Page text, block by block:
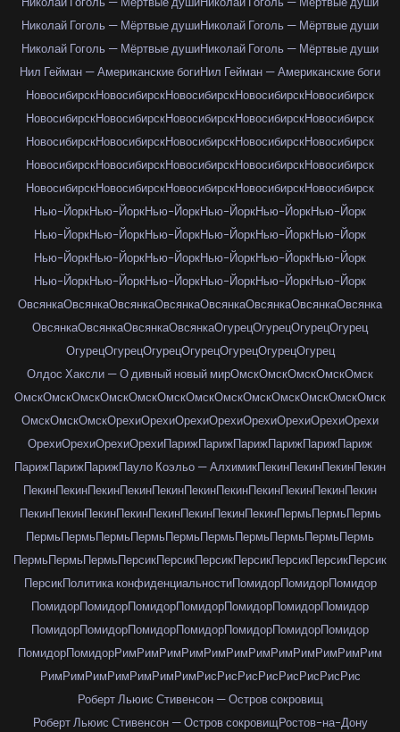
Николай Гоголь — Мёртвые душиНиколай Гоголь — Мёртвые души
Николай Гоголь — Мёртвые душиНиколай Гоголь — Мёртвые души
Нил Гейман — Американские богиНил Гейман — Американские боги
НовосибирскНовосибирскНовосибирскНовосибирскНовосибирск
НовосибирскНовосибирскНовосибирскНовосибирскНовосибирск
НовосибирскНовосибирскНовосибирскНовосибирскНовосибирск
НовосибирскНовосибирскНовосибирскНовосибирскНовосибирск
НовосибирскНовосибирскНовосибирскНовосибирскНовосибирск
Нью-ЙоркНью-ЙоркНью-ЙоркНью-ЙоркНью-ЙоркНью-Йорк
Нью-ЙоркНью-ЙоркНью-ЙоркНью-ЙоркНью-ЙоркНью-Йорк
Нью-ЙоркНью-ЙоркНью-ЙоркНью-ЙоркНью-ЙоркНью-Йорк
Нью-ЙоркНью-ЙоркНью-ЙоркНью-ЙоркНью-ЙоркНью-Йорк
ОвсянкаОвсянкаОвсянкаОвсянкаОвсянкаОвсянкаОвсянкаОвсянка
ОвсянкаОвсянкаОвсянкаОвсянкаОгурецОгурецОгурецОгурец
ОгурецОгурецОгурецОгурецОгурецОгурецОгурец
Олдос Хаксли — О дивный новый мирОмскОмскОмскОмскОмск
ОмскОмскОмскОмскОмскОмскОмскОмскОмскОмскОмскОмскОмск
ОмскОмскОмскОрехиОрехиОрехиОрехиОрехиОрехиОрехиОрехи
ОрехиОрехиОрехиОрехиПарижПарижПарижПарижПарижПариж
ПарижПарижПарижПауло Коэльо — АлхимикПекинПекинПекинПекин
ПекинПекинПекинПекинПекинПекинПекинПекинПекинПекинПекин
ПекинПекинПекинПекинПекинПекинПекинПекинПермьПермьПермь
ПермьПермьПермьПермьПермьПермьПермьПермьПермьПермь
ПермьПермьПермьПерсикПерсикПерсикПерсикПерсикПерсикПерсик
ПерсикПолитика конфиденциальностиПомидорПомидорПомидор
ПомидорПомидорПомидорПомидорПомидорПомидорПомидор
ПомидорПомидорПомидорПомидорПомидорПомидорПомидор
ПомидорПомидорРимРимРимРимРимРимРимРимРимРимРимРим
РимРимРимРимРимРимРимРисРисРисРисРисРисРисРис
Роберт Льюис Стивенсон — Остров сокровищ
Роберт Льюис Стивенсон — Остров сокровищРостов-на-Дону